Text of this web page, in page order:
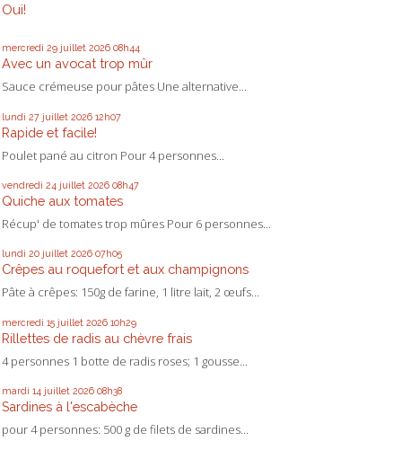
Oui!
mercredi 29 juillet 2026 08h44
Avec un avocat trop mûr
Sauce crémeuse pour pâtes Une alternative...
lundi 27 juillet 2026 12h07
Rapide et facile!
Poulet pané au citron Pour 4 personnes...
vendredi 24 juillet 2026 08h47
Quiche aux tomates
Récup' de tomates trop mûres Pour 6 personnes...
lundi 20 juillet 2026 07h05
Crêpes au roquefort et aux champignons
Pâte à crêpes: 150g de farine, 1 litre lait, 2 œufs...
mercredi 15 juillet 2026 10h29
Rillettes de radis au chèvre frais
4 personnes 1 botte de radis roses; 1 gousse...
mardi 14 juillet 2026 08h38
Sardines à l'escabèche
pour 4 personnes: 500 g de filets de sardines...